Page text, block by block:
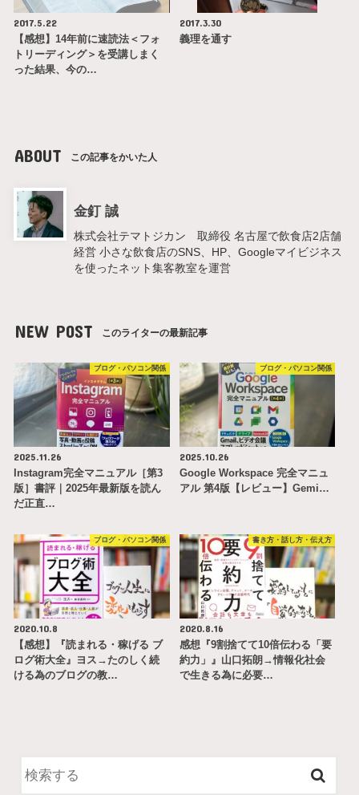
2017.5.22
【感想】14年前に速読法＜フォ
トリーディング＞を受講しまく
った結果、今の…
2017.3.30
義理を通す
ABOUT この記事をかいた人
金釘 誠
株式会社テマトジカン 取締役 名古屋で飲食店2店舗
経営 小さな飲食店のSNS、HP、Googleマイビジネス
を使ったネット集客教室を運営
NEW POST このライターの最新記事
ブログ・パソコン関係
2025.11.26
Instagram完全マニュアル［第3
版］書評｜2025年最新版を読ん
だ正直…
ブログ・パソコン関係
2025.10.26
Google Workspace 完全マニュ
アル 第4版【レビュー】Gemi…
ブログ・パソコン関係
2020.10.8
【感想】『読まれる・稼げる ブ
ログ術大全』ヨス→たのしく続
ける為のブログの教…
書き方・話し方・伝え方
2020.8.16
感想『9割捨てて10倍伝わる「要
約力」』山口拓朗→情報化社会
で生きる為に必要…